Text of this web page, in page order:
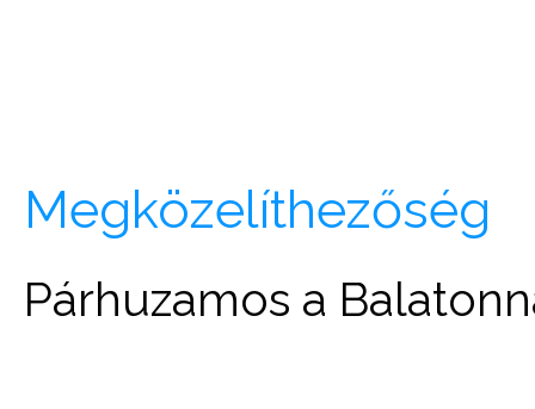
Megközelíthezőség
Párhuzamos a